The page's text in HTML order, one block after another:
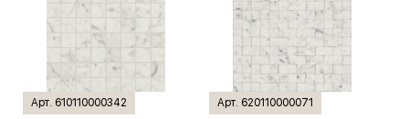
Арт. 610110000342 Арт. 620110000071